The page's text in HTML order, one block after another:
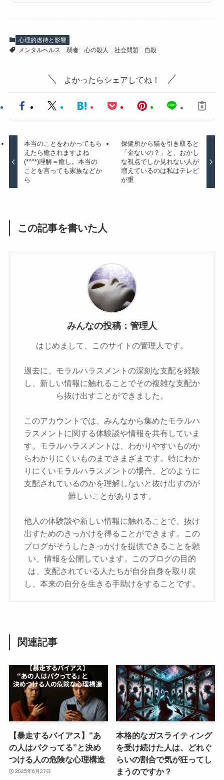
心理的虐待と影響
メンタルヘルス
弱者 心の殺人 社会問題 自殺
よかったらシェアしてね！
本当のことをわかってもら
えたら癒されますよね
(*^^*)理解＝癒し。本当の
ことを言っても家族などか
ら
保健所から猫を引き取ると
「金ないの？」と、おかし
な視点でしか見れない人が
増えているのは私はテレビ
が重
この記事を書いた人
みんなの投稿：管理人
はじめまして、このサイトの管理人です。
過去に、モラルハラスメントの深刻な支配を経験
し、新しい情報に触れることでその複雑な支配か
ら抜け出すことができました。
このアカウントでは、みんなから集めたモラルハ
ラスメントに関する体験談や情報を共有していま
す。モラルハラスメントは、わかりやすいものか
らわかりにくいものまでさまざまです。特にわか
りにくいモラルハラスメントの場合、どのように
支配されているのかを理解しないと抜け出すのが
難しいことがあります。
他人の体験談や新しい情報に触れることで、抜け
出すためのきっかけを得ることができます。この
ブログがそうしたきっかけを提供できることを願
い、情報を公開しています。このブログの目的
は、支配されている人たちが自分自身を取り戻
し、本来の自分を生きる手助けをすることです。
関連記事
【暴走するバイアス】“あ
の人はパクってる”と決め
つける人の危険な心理構造
2025年6月27日
本格的なガスライティング
を受け続けた人は、どれぐ
らいの割合で気が狂ってし
まうのですか？